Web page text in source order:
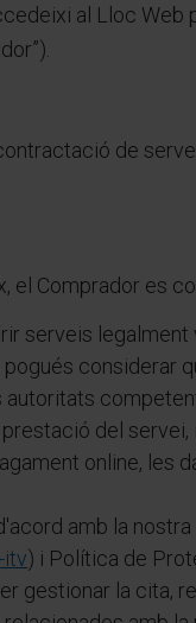
al Lloc
de
el Comprador es
serveis legalment
considerar
autoritats
del
online, les
amb la
itv) i Política de
gestionar la cita,